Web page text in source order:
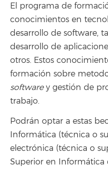
El programa de
conocimientos en
desarrollo de software,
desarrollo de
otros. Estos
formación sobre
softwarey gestión de
trabajo.
Podrán optar a estas
Informática (técnica o
electrónica (técnica o
Superior en Informática